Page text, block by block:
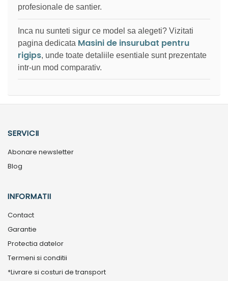
profesionale de santier.
Inca nu sunteti sigur ce model sa alegeti? Vizitati
pagina dedicata Masini de insurubat pentru
rigips, unde toate detaliile esentiale sunt prezentate
intr-un mod comparativ.
SERVICII
Abonare newsletter
Blog
INFORMATII
Contact
Garantie
Protectia datelor
Termeni si conditii
*Livrare si costuri de transport